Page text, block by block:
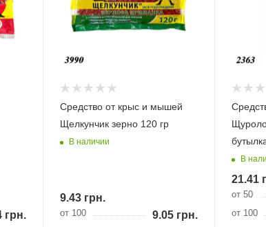
грн.
Средство от крыс и мышей
Щелкунчик зерно 120 гр
В наличии
9.43 грн.
от 100 9.05грн.
В
21.41
от 50
от 100